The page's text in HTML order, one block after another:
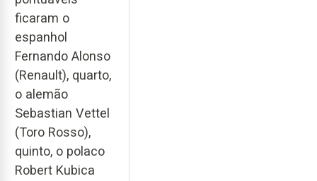
ficaram o
espanhol
Fernando Alonso
(Renault), quarto,
o alemão
Sebastian Vettel
(Toro Rosso),
quinto, o polaco
Robert Kubica